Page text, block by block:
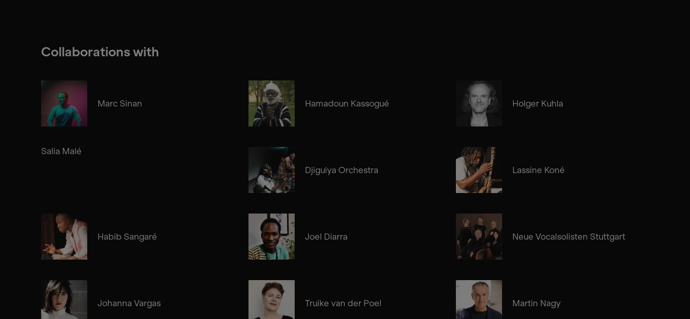
Collaborations with
Marc Sinan Hamadoun Kassogué Holger Kuhla
Salia Malé
Djiguiya Orchestra
Lassine Koné
Habib Sangaré Joel Diarra Neue Vocalsolisten Stuttgart
Johanna Vargas Truike van der Poel Martin Nagy